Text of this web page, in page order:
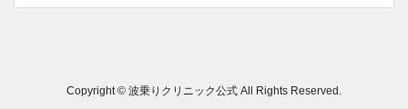
Copyright © 波乗りクリニック公式 All Rights Reserved.